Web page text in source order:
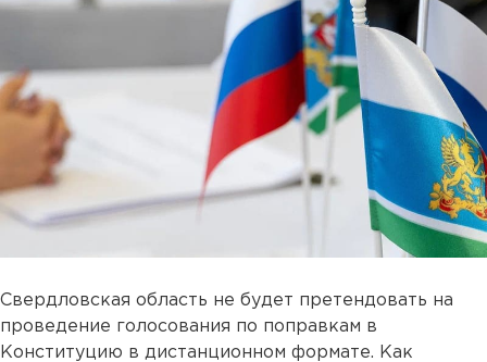
Свердловская область не будет претендовать на
проведение голосования по поправкам в
Конституцию в дистанционном формате. Как